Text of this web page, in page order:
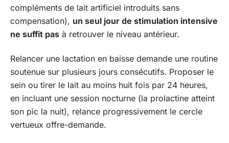
compléments de lait artificiel introduits sans
compensation), un seul jour de stimulation intensive
ne suffit pas à retrouver le niveau antérieur.
Relancer une lactation en baisse demande une routine
soutenue sur plusieurs jours consécutifs. Proposer le
sein ou tirer le lait au moins huit fois par 24 heures,
en incluant une session nocturne (la prolactine atteint
son pic la nuit), relance progressivement le cercle
vertueux offre-demande.